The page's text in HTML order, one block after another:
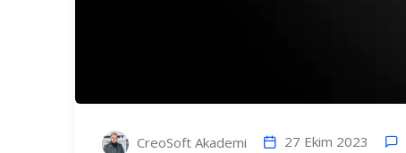
CreoSoft Akademi 27 Ekim 2023